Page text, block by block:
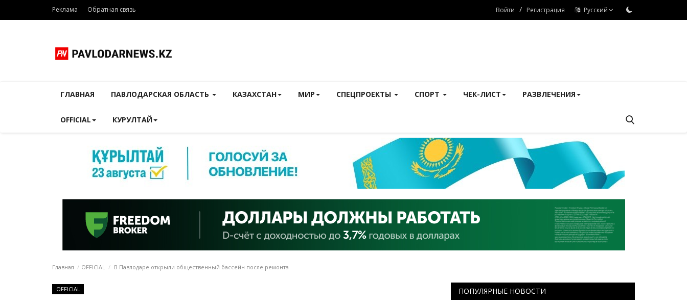
Реклама Обратная связь Войти / Регистрация Русский
ГЛАВНАЯ ПАВЛОДАРСКАЯ ОБЛАСТЬ КАЗАХСТАН МИР СПЕЦПРОЕКТЫ СПОРТ ЧЕК-ЛИСТ РАЗВЛЕЧЕНИЯ
OFFICIAL КУРУЛТАЙ
Главная OFFICIAL В Павлодаре открыли общественный бассейн после ремонта
OFFICIAL ПОПУЛЯРНЫЕ НОВОСТИ